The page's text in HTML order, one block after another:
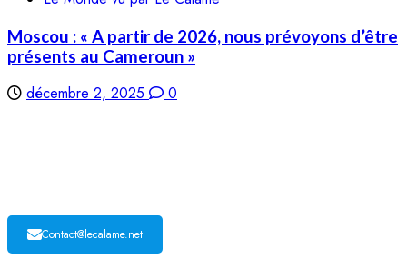
Moscou : « A partir de 2026, nous prévoyons d’être
présents au Cameroun »
décembre 2, 2025 0
Contact@lecalame.net